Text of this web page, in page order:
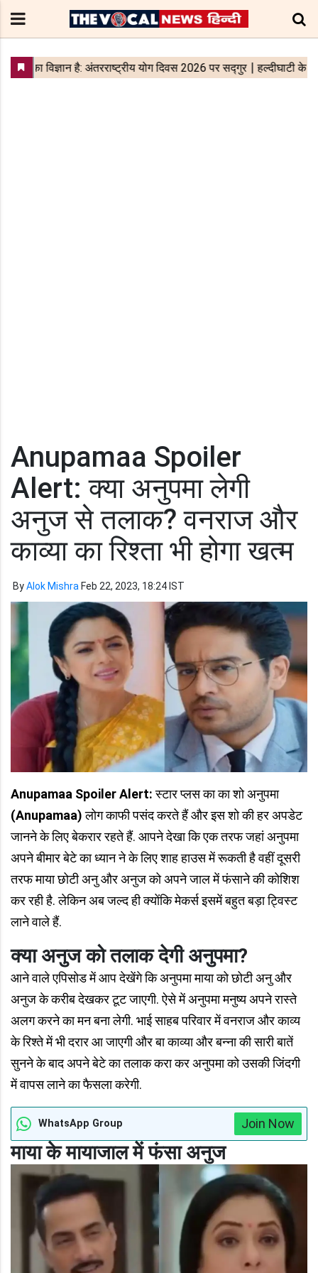
Anupamaa Spoiler
Alert: क्या अनुपमा लेगी
अनुज से तलाक? वनराज और
काव्या का रिश्ता भी होगा खत्म
ByAlok Mishra Feb 22, 2023, 18:24 IST
Anupamaa Spoiler Alert:स्टार प्लस का का शो अनुपमा
(Anupamaa)लोग काफी पसंद करते हैं और इस शो की हर अपडेट
जानने के लिए बेकरार रहते हैं. आपने देखा कि एक तरफ जहां अनुपमा
अपने बीमार बेटे का ध्यान ने के लिए शाह हाउस में रूकती है वहीं दूसरी
तरफ माया छोटी अनु और अनुज को अपने जाल में फंसाने की कोशिश
कर रही है. लेकिन अब जल्द ही क्योंकि मेकर्स इसमें बहुत बड़ा ट्विस्ट
लाने वाले हैं.
क्या अनुज को तलाक देगी अनुपमा?
आने वाले एपिसोड में आप देखेंगे कि अनुपमा माया को छोटी अनु और
अनुज के करीब देखकर टूट जाएगी. ऐसे में अनुपमा मनुष्य अपने रास्ते
अलग करने का मन बना लेगी. भाई साहब परिवार में वनराज और काव्य
के रिश्ते में भी दरार आ जाएगी और बा काव्या और बन्ना की सारी बातें
सुनने के बाद अपने बेटे का तलाक करा कर अनुपमा को उसकी जिंदगी
में वापस लाने का फैसला करेगी.
WhatsApp Group Join Now
माया के मायाजाल में फंसा अनुज